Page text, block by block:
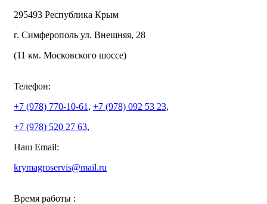
295493 Республика Крым
г. Симферополь ул. Внешняя, 28
(11 км. Московского шоссе)
Телефон:
+7 (978) 770-10-61 , +7 (978) 092 53 23,
+7 (978) 520 27 63,
Наш Email:
krymagroservis@mail.ru
Время работы :